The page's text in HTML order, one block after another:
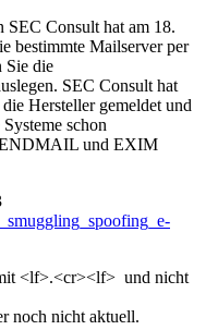
SEC Consult hat am 18.
bestimmte Mailserver per
Sie die
SEC Consult hat
Hersteller gemeldet und
schon
und EXIM
<lf>.<cr><lf> und nicht
noch nicht aktuell.